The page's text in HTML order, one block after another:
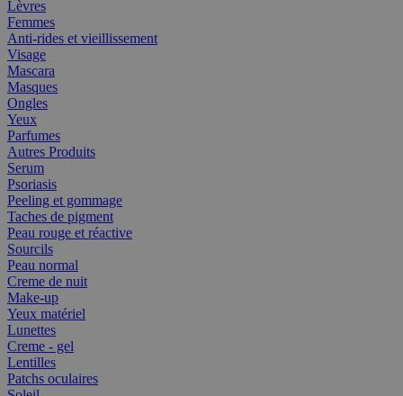
Lèvres
Femmes
Anti-rides et vieillissement
Visage
Mascara
Masques
Ongles
Yeux
Parfumes
Autres Produits
Serum
Psoriasis
Peeling et gommage
Taches de pigment
Peau rouge et réactive
Sourcils
Peau normal
Creme de nuit
Make-up
Yeux matériel
Lunettes
Creme - gel
Lentilles
Patchs oculaires